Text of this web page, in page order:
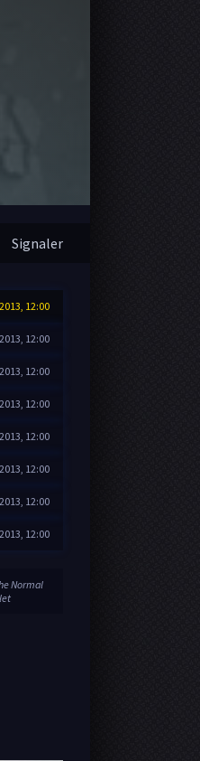
Signaler
12:00
12:00
12:00
12:00
12:00
12:00
12:00
12:00
Normal